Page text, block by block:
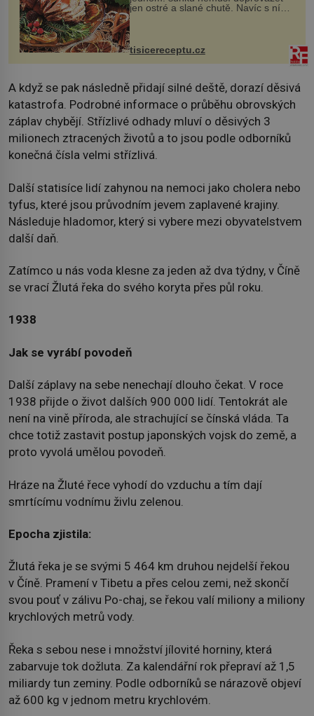
jen ostré a slané chutě. Navíc s ní
nakrmíte poměrně hodně hladových
krků. Ingredience sádlo 3 kg šunky
vcelku 3 stroužky česneku hl...
tisicereceptu.cz
A když se pak následně přidají silné deště, dorazí děsivá
katastrofa. Podrobné informace o průběhu obrovských
záplav chybějí. Střízlivé odhady mluví o děsivých 3
milionech ztracených životů a to jsou podle odborníků
konečná čísla velmi střízlivá.
Další statisíce lidí zahynou na nemoci jako cholera nebo
tyfus, které jsou průvodním jevem zaplavené krajiny.
Následuje hladomor, který si vybere mezi obyvatelstvem
další daň.
Zatímco u nás voda klesne za jeden až dva týdny, v Číně
se vrací Žlutá řeka do svého koryta přes půl roku.
1938
Jak se vyrábí povodeň
Další záplavy na sebe nenechají dlouho čekat. V roce
1938 přijde o život dalších 900 000 lidí. Tentokrát ale
není na vině příroda, ale strachující se čínská vláda. Ta
chce totiž zastavit postup japonských vojsk do země, a
proto vyvolá umělou povodeň.
Hráze na Žluté řece vyhodí do vzduchu a tím dají
smrtícímu vodnímu živlu zelenou.
Epocha zjistila:
Žlutá řeka je se svými 5 464 km druhou nejdelší řekou
v Číně. Pramení v Tibetu a přes celou zemi, než skončí
svou pouť v zálivu Po-chaj, se řekou valí miliony a miliony
krychlových metrů vody.
Řeka s sebou nese i množství jílovité horniny, která
zabarvuje tok dožluta. Za kalendářní rok přepraví až 1,5
miliardy tun zeminy. Podle odborníků se nárazově objeví
až 600 kg v jednom metru krychlovém.